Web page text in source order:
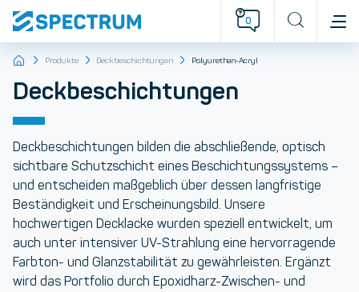
0
Produkte Deckbeschichtungen Polyurethan-Acryl
Deckbeschichtungen
Deckbeschichtungen bilden die abschließende, optisch
sichtbare Schutzschicht eines Beschichtungssystems –
und entscheiden maßgeblich über dessen langfristige
Beständigkeit und Erscheinungsbild. Unsere
hochwertigen Decklacke wurden speziell entwickelt, um
auch unter intensiver UV-Strahlung eine hervorragende
Farbton- und Glanzstabilität zu gewährleisten. Ergänzt
wird das Portfolio durch Epoxidharz-Zwischen- und